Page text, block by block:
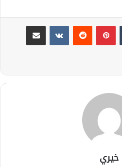
بينتيريست
مشاركة عبر البريد
خيري